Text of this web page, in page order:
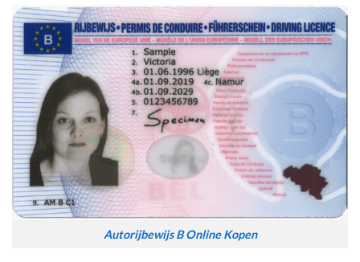
Autorijbewijs B Online Kopen